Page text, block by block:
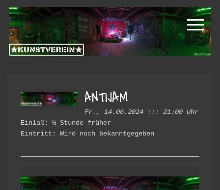
Zur
Hauptnavigation
springen
Zum
Inhalt
springen
Kunstverein
Hintere
Cramergasse
ANTIJAM
Fr., 14.06.2024 ::: 21:00 Uhr
Einlaß: ½ Stunde früher
Eintritt: Wird noch bekanntgegeben